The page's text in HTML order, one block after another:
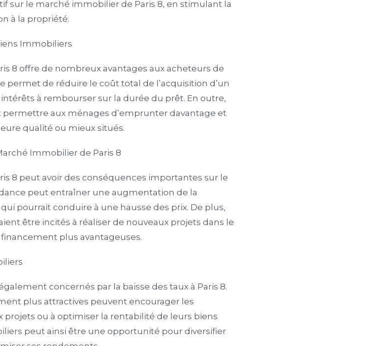
sur le marché immobilier de Paris 8, en stimulant la
à la propriété.
Immobiliers
8 offre de nombreux avantages aux acheteurs de
permet de réduire le coût total de l’acquisition d’un
à rembourser sur la durée du prêt. En outre,
permettre aux ménages d’emprunter davantage et
qualité ou mieux situés.
Immobilier de Paris 8
8 peut avoir des conséquences importantes sur le
peut entraîner une augmentation de la
pourrait conduire à une hausse des prix. De plus,
être incités à réaliser de nouveaux projets dans le
plus avantageuses.
concernés par la baisse des taux à Paris 8.
plus attractives peuvent encourager les
projets ou à optimiser la rentabilité de leurs biens
peut ainsi être une opportunité pour diversifier